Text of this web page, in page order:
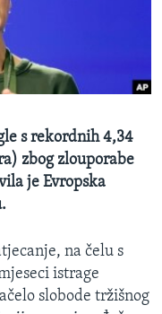
s rekordnih 4,34
zbog zlouporabe
je Evropska
na čelu s
istrage
slobode tržišnog